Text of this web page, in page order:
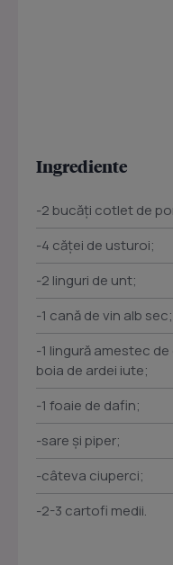
Ingrediente
-2 bucăți cotlet de
-4 căței de usturoi;
-2 linguri de unt;
-1 cană de vin alb sec;
-1 lingură amestec
boia de ardei iute;
-1 foaie de dafin;
-sare și piper;
-câteva ciuperci;
-2-3 cartofi medii.